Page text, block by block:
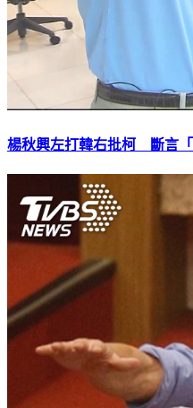
楊秋興左打韓右批柯 斷言